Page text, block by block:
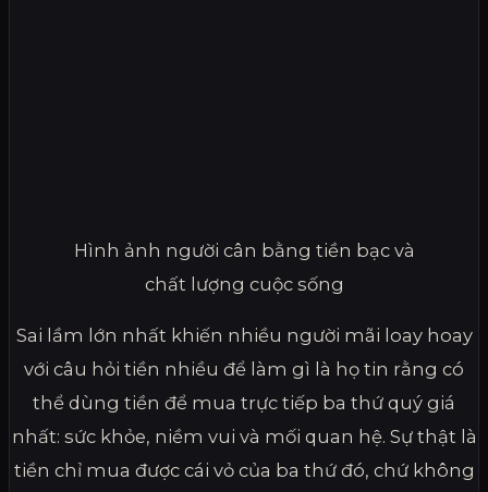
Hình ảnh người cân bằng tiền bạc và
chất lượng cuộc sống
Sai lầm lớn nhất khiến nhiều người mãi loay hoay
với câu hỏi tiền nhiều để làm gì là họ tin rằng có
thể dùng tiền để mua trực tiếp ba thứ quý giá
nhất: sức khỏe, niềm vui và mối quan hệ. Sự thật là
tiền chỉ mua được cái vỏ của ba thứ đó, chứ không